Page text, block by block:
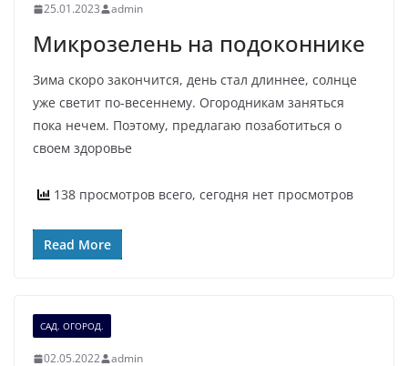
25.01.2023 admin
Микрозелень на подоконнике
Зима скоро закончится, день стал длиннее, солнце
уже светит по-весеннему. Огородникам заняться
пока нечем. Поэтому, предлагаю позаботиться о
своем здоровье
138 просмотров всего, сегодня нет просмотров
Read More
САД. ОГОРОД.
02.05.2022 admin